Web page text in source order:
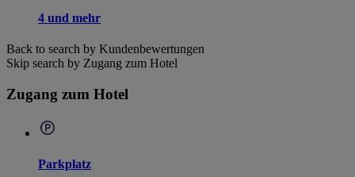
4 und mehr
Back to search by Kundenbewertungen
Skip search by Zugang zum Hotel
Zugang zum Hotel
Parkplatz